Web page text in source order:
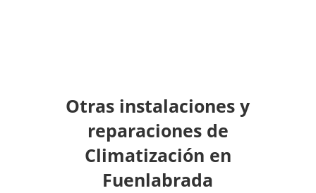
Otras instalaciones y
reparaciones de
Climatización en
Fuenlabrada